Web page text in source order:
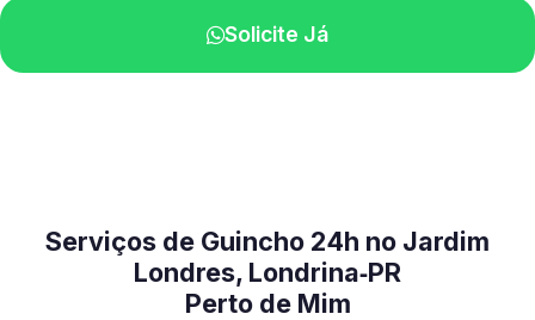
Solicite Já
Serviços de Guincho 24h no Jardim
Londres, Londrina‑PR
Perto de Mim